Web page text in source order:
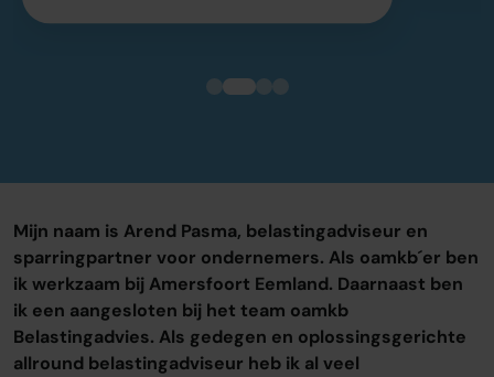
Mijn naam is Arend Pasma, belastingadviseur en
sparringpartner voor ondernemers. Als oamkb´er ben
ik werkzaam bij Amersfoort Eemland. Daarnaast ben
ik een aangesloten bij het team oamkb
Belastingadvies. Als gedegen en oplossingsgerichte
allround belastingadviseur heb ik al veel